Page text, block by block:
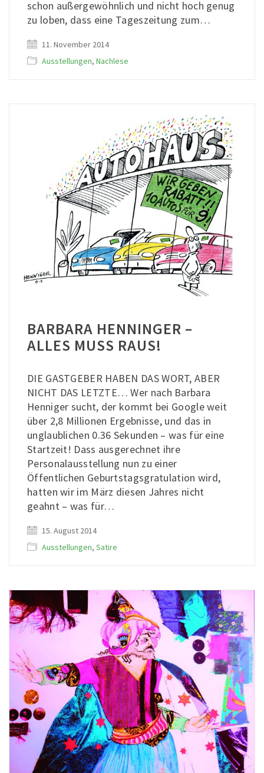
schon außergewöhnlich und nicht hoch genug
zu loben, dass eine Tageszeitung zum…
11. November 2014
Ausstellungen, Nachlese
BARBARA HENNINGER –
ALLES MUSS RAUS!
DIE GASTGEBER HABEN DAS WORT, ABER
NICHT DAS LETZTE… Wer nach Barbara
Henniger sucht, der kommt bei Google weit
über 2,8 Millionen Ergebnisse, und das in
unglaublichen 0.36 Sekunden – was für eine
Startzeit! Dass ausgerechnet ihre
Personalausstellung nun zu einer
Öffentlichen Geburtstagsgratulation wird,
hatten wir im März diesen Jahres nicht
geahnt – was für…
15. August 2014
Ausstellungen, Satire